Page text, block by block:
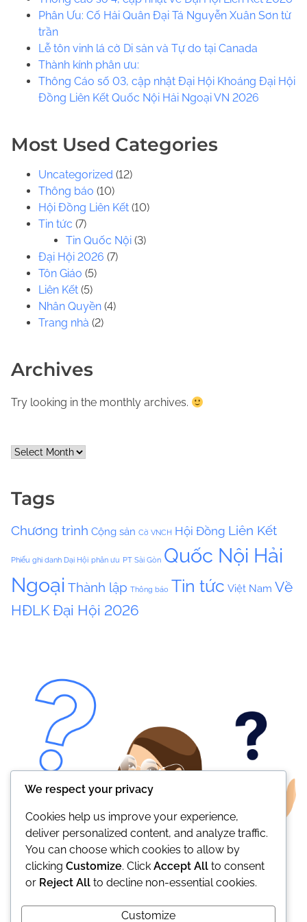
Phân Ưu: Cố Hải Quân Đại Tá Nguyễn Xuân Sơn từ
trần
Lễ tôn vinh lá cờ Di sản và Tự do tại Canada
​​Thành kính phân ưu:
Thông Cáo số 03, cập nhật Đại Hội Khoáng Đại Hội
Đồng Liên Kết Quốc Nội Hải Ngoại VN 2026
Most Used Categories
Uncategorized (12)
Thông báo (10)
Hội Đồng Liên Kết (10)
Tin tức (7)
Tin Quốc Nội (3)
Đại Hội 2026 (7)
Tôn Giáo (5)
Liên Kết (5)
Nhân Quyền (4)
Trang nhà (2)
Archives
Try looking in the monthly archives.
A
v
s
Tags
Chương trình Cộng sản Cờ VNCH Hội Đồng Liên Kết
Phiếu ghi danh Dại Hội phân ưu PT Sài Gòn Quốc Nội Hải
Ngoại Thành lập Thông báo Tin tức Việt Nam Về
HĐLK Đại Hội 2026
We respect your privacy
Cookies help us improve your experience,
deliver personalized content, and analyze traffic.
You can choose which cookies to allow by
clicking Customize. Click Accept All to consent
or Reject All to decline non-essential cookies.
Customize